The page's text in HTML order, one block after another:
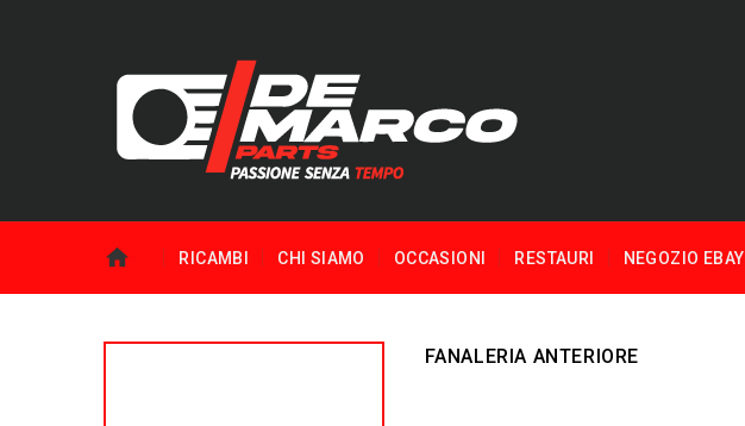
RICAMBI CHI SIAMO OCCASIONI RESTAURI NEGOZIO EBAY
FANALERIA ANTERIORE